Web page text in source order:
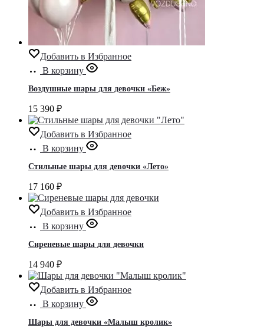
Добавить в Избранное
В корзину
Воздушные шары для девочки «Беж»
15 390 ₽
Добавить в Избранное
В корзину
Стильные шары для девочки «Лето»
17 160 ₽
Добавить в Избранное
В корзину
Сиреневые шары для девочки
14 940 ₽
Добавить в Избранное
В корзину
Шары для девочки «Малыш кролик»